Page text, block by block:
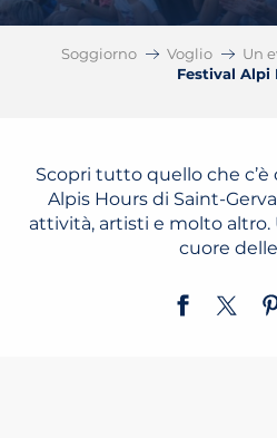
Soggiorno Voglio
Un
Festival Alpi
Scopri tutto quello che c’è
Alpis Hours di Saint-
attività, artisti e molto
cuore